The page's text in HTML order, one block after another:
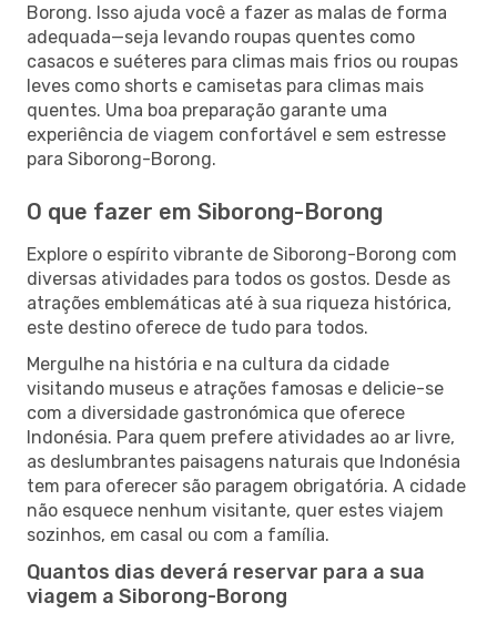
Borong. Isso ajuda você a fazer as malas de forma
adequada—seja levando roupas quentes como
casacos e suéteres para climas mais frios ou roupas
leves como shorts e camisetas para climas mais
quentes. Uma boa preparação garante uma
experiência de viagem confortável e sem estresse
para Siborong-Borong.
O que fazer em Siborong-Borong
Explore o espírito vibrante de Siborong-Borong com
diversas atividades para todos os gostos. Desde as
atrações emblemáticas até à sua riqueza histórica,
este destino oferece de tudo para todos.
Mergulhe na história e na cultura da cidade
visitando museus e atrações famosas e delicie-se
com a diversidade gastronómica que oferece
Indonésia. Para quem prefere atividades ao ar livre,
as deslumbrantes paisagens naturais que Indonésia
tem para oferecer são paragem obrigatória. A cidade
não esquece nenhum visitante, quer estes viajem
sozinhos, em casal ou com a família.
Quantos dias deverá reservar para a sua
viagem a Siborong-Borong